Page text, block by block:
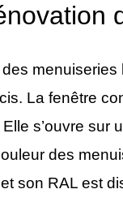
menuiseries
La fenêtre
Elle s’ouvre
des
son RAL est